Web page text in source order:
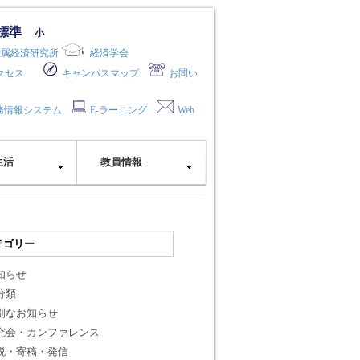
準
小
経済研究所
経済学会
セス キャンパスマップ
お問い
情報システム E-ラーニング
Web
活 教員情報
ゴリー
らせ
類
なお知らせ
会・カンファレンス
・寄稿・発信